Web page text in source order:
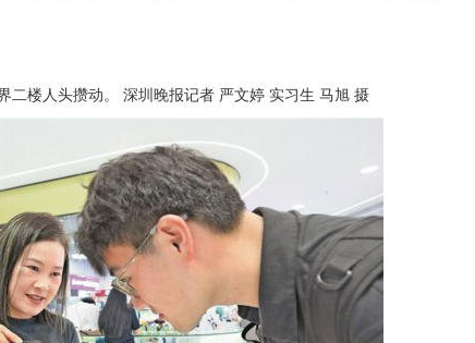
楼人头攒动。 深圳晚报记者 严文婷 实习生 马旭 摄